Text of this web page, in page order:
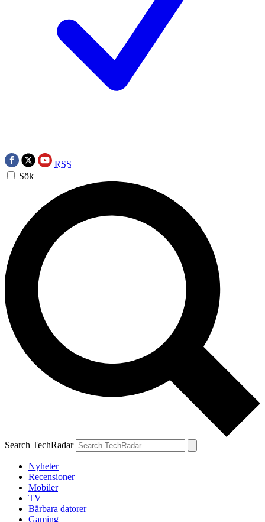
RSS
Sök
Search TechRadar
Nyheter
Recensioner
Mobiler
TV
Bärbara datorer
Gaming